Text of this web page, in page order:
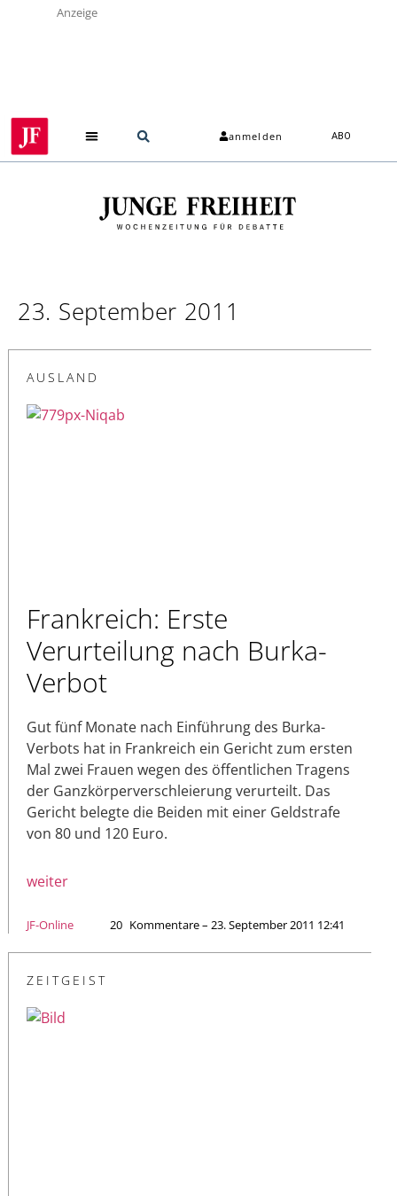
Anzeige
anmelden ABO
23. September 2011
AUSLAND
Frankreich: Erste
Verurteilung nach Burka-
Verbot
Gut fünf Monate nach Einführung des Burka-
Verbots hat in Frankreich ein Gericht zum ersten
Mal zwei Frauen wegen des öffentlichen Tragens
der Ganzkörperverschleierung verurteilt. Das
Gericht belegte die Beiden mit einer Geldstrafe
von 80 und 120 Euro.
weiter
JF-Online 20 Kommentare – 23. September 2011 12:41
ZEITGEIST